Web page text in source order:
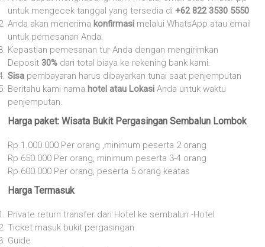
untuk mengecek tanggal yang tersedia di+62 822 3530 5550
Anda akan menerima konfirmasi melalui WhatsApp atau email
untuk pemesanan Anda.
Kepastian pemesanan tur Anda dengan mengirimkan
Deposit30% dari total biaya ke rekening bank kami.
Sisa pembayaran harus dibayarkan tunai saat penjemputan
Beritahu kami nama hotel atau Lokasi Anda untuk waktu
penjemputan.
Harga paket: Wisata Bukit Pergasingan Sembalun Lombok
Rp.1.000.000 Per orang ,minimum peserta 2 orang
Rp 650.000 Per orang, minimum peserta 3-4 orang
Rp.600.000 Per orang, peserta 5 orang keatas
Harga Termasuk
Private return transfer dari Hotel ke sembalun -Hotel
Ticket masuk bukit pergasingan
Guide